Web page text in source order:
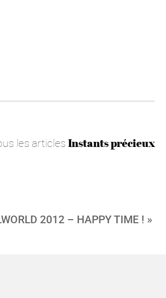
les articles Instants précieux
2012 – HAPPY TIME ! »